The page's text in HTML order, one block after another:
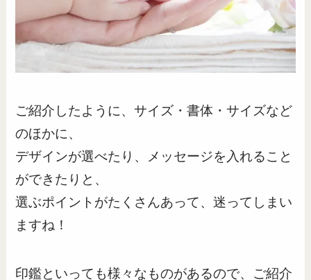
ご紹介したように、サイズ・書体・サイズなど
のほかに、
デザインが選べたり、メッセージを入れること
ができたりと、
選ぶポイントがたくさんあって、迷ってしまい
ますね！
印鑑といっても様々なものがあるので、ご紹介